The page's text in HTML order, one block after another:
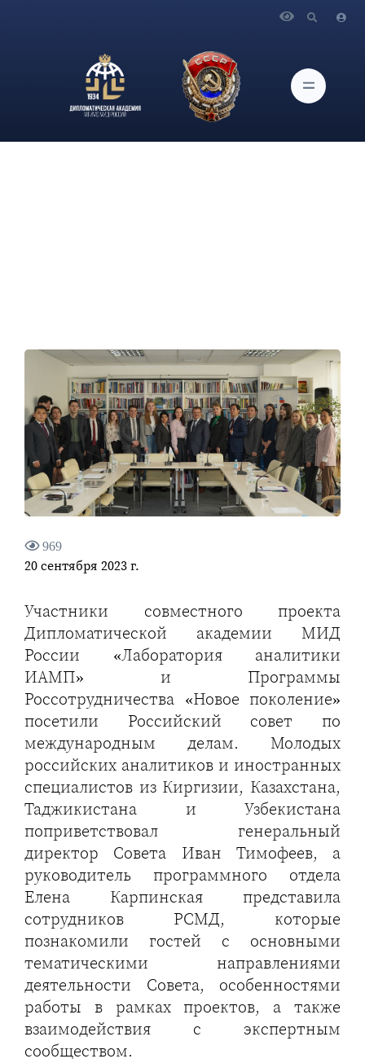
академии МИД России «Лаборатория аналитики ИАМП» и
Программы Россотрудничества «Новое поколение» посетили
Российский совет по международным делам
969
20 сентября 2023 г.
Участники совместного проекта
Дипломатической академии МИД
России «Лаборатория аналитики
ИАМП» и Программы
Россотрудничества «Новое поколение»
посетили Российский совет по
международным делам. Молодых
российских аналитиков и иностранных
специалистов из Киргизии, Казахстана,
Таджикистана и Узбекистана
поприветствовал генеральный
директор Совета Иван Тимофеев, а
руководитель программного отдела
Елена Карпинская представила
сотрудников РСМД, которые
познакомили гостей с основными
тематическими направлениями
деятельности Совета, особенностями
работы в рамках проектов, а также
взаимодействия с экспертным
сообществом.